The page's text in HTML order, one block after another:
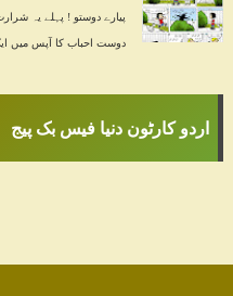
پیارے دوستو ! پہلے یہ
دوست احباب کا آپس میں
اردو کارٹون دنیا فیس بک پیج